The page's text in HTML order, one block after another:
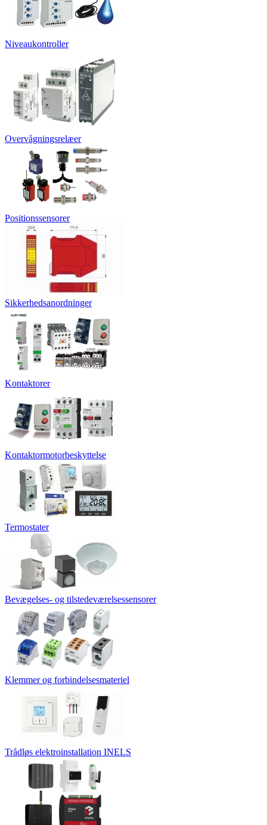
Niveaukontroller
Overvågningsrelæer
Positionssensorer
Sikkerhedsanordninger
Kontaktorer
Kontaktormotorbeskyttelse
Termostater
Bevægelses- og tilstedeværelsessensorer
Klemmer og forbindelsesmateriel
Trådløs elektroinstallation INELS